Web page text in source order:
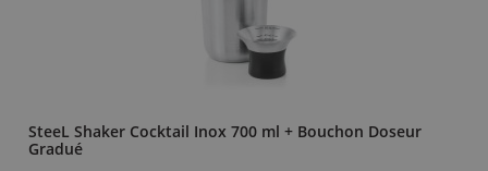
SteeL Shaker Cocktail Inox 700 ml + Bouchon Doseur
Gradué